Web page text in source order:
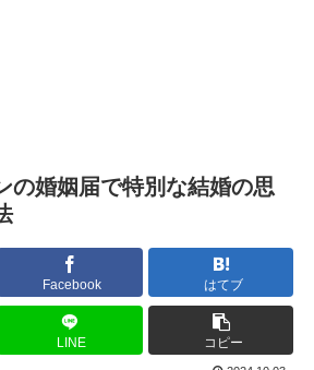
の婚姻届で特別な結婚の思
Facebook はてブ
LINE コピー